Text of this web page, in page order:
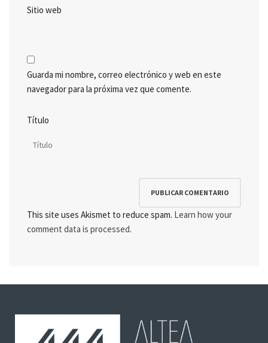
Sitio web
Guarda mi nombre, correo electrónico y web en este
navegador para la próxima vez que comente.
Título
This site uses Akismet to reduce spam. Learn how your
comment data is processed.